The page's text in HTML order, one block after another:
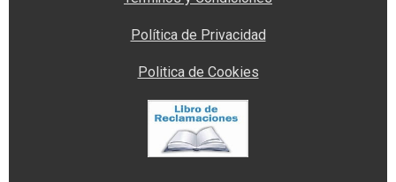
Política de Privacidad
Politica de Cookies